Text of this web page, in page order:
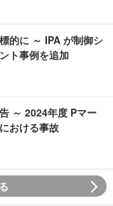
的に ～ IPA が制御シ
ト事例を追加
～ 2024年度 Pマー
おける事故